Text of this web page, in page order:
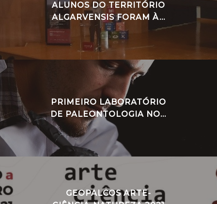
ALUNOS DO TERRITÓRIO
ALGARVENSIS FORAM À...
PRIMEIRO LABORATÓRIO
DE PALEONTOLOGIA NO...
GEOPALCOS ARTE-